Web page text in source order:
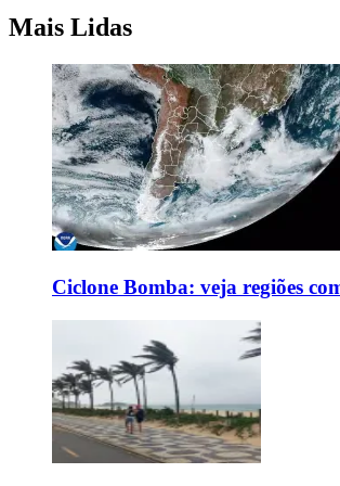
Mais Lidas
Ciclone Bomba: veja regiões